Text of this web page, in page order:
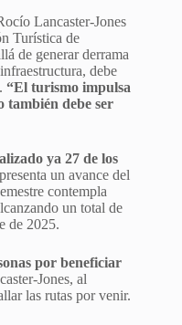
Lancaster-Jones
Turística de
de generar derrama
debe
“El turismo impulsa
también debe ser
ya 27 de los
un avance del
contempla
un total de
de 2025.
por beneficiar
Jones, al
las rutas por venir.